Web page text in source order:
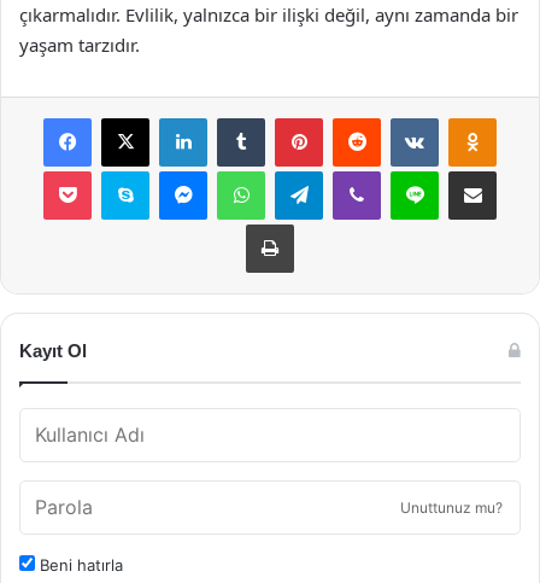
çıkarmalıdır. Evlilik, yalnızca bir ilişki değil, aynı zamanda bir
yaşam tarzıdır.
Facebook
X LinkedInTumblr PinterestReddit VKontakte
Pocket Skype MessengerWhatsAppTelegramViber Line E-Posta ile
Yazdır
Kayıt Ol
Unuttunuz mu?
Beni hatırla